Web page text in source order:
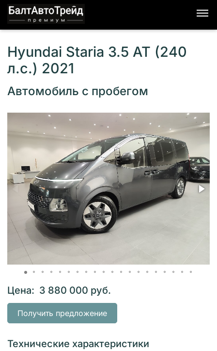
Hyundai Staria 3.5 AT (240
л.с.) 2021
Автомобиль с пробегом
Цена: 3 880 000 руб.
Получить предложение
Технические характеристики